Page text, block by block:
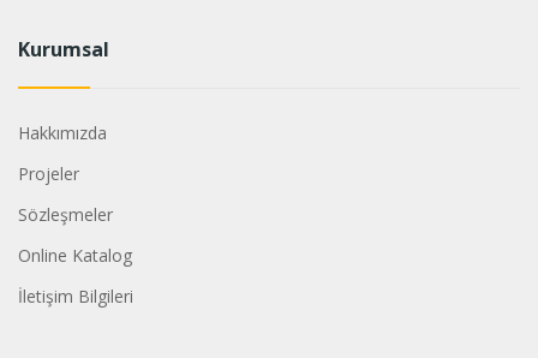
Kurumsal
Hakkımızda
Projeler
Sözleşmeler
Online Katalog
İletişim Bilgileri